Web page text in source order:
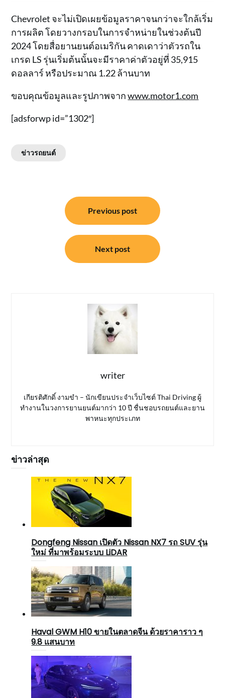
Chevrolet จะไม่เปิดเผยข้อมูลราคาจนกว่าจะใกล้เริ่ม
การผลิต โดยวางกรอบในการจำหน่ายในช่วงต้นปี
2024 โดยสื่อยานยนต์อเมริกัน คาดเดาว่าตัวรถใน
เกรด LS รุ่นเริ่มต้นนั้นจะมีราคาค่าตัวอยู่ที่ 35,915
ดอลลาร์ หรือประมาณ 1.22 ล้านบาท
ขอบคุณข้อมูลและรูปภาพจากwww.motor1.com
[adsforwp id=”1302″]
ข่าวรถยนต์
Previous post
Next post
writer
เกียรติศักดิ์ งามขำ – นักเขียนประจำเว็บไซต์ Thai Driving ผู้
ทำงานในวงการยานยนต์มากว่า 10 ปี ชื่นชอบรถยนต์และยาน
พาหนะทุกประเภท
ข่าวล่าสุด
Dongfeng Nissan เปิดตัว Nissan NX7 รถ SUV รุ่น
ใหม่ ที่มาพร้อมระบบ LiDAR
Haval GWM H10 ขายในตลาดจีน ด้วยราคาราว ๆ
9.8 แสนบาท